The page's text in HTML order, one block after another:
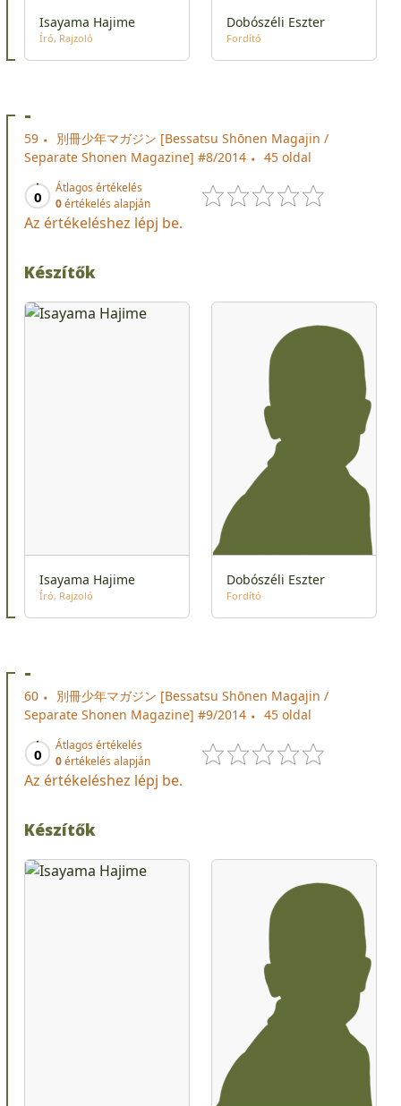
Isayama Hajime
Író Rajzoló
Dobószéli Eszter
Fordító
-
59
別冊少年マガジン [Bessatsu Shōnen Magajin /
Separate Shonen Magazine] #8/2014
45 oldal
0
Átlagos értékelés
0értékelés alapján
Az értékeléshez lépj be.
Készítők
Isayama Hajime
Író Rajzoló
Dobószéli Eszter
Fordító
-
60
別冊少年マガジン [Bessatsu Shōnen Magajin /
Separate Shonen Magazine] #9/2014
45 oldal
0
Átlagos értékelés
0értékelés alapján
Az értékeléshez lépj be.
Készítők